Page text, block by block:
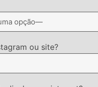
ou site?